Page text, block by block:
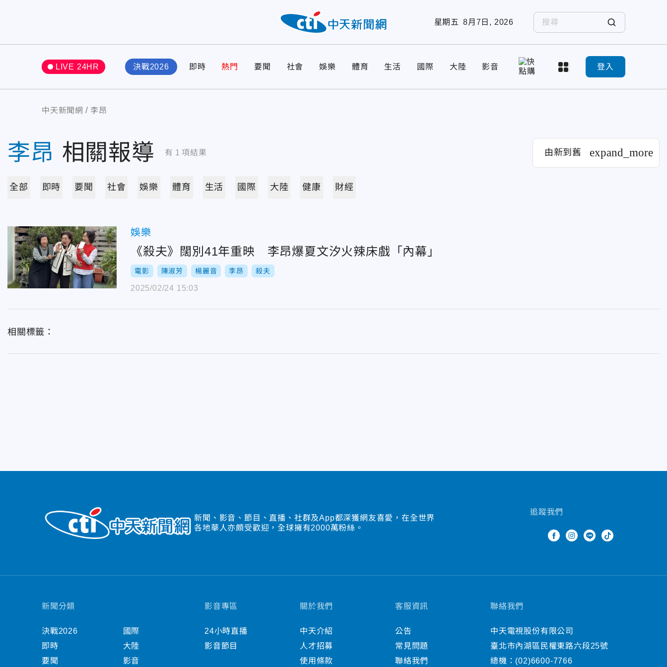
星期五 8月7日, 2026
LIVE 24HR 決戰2026 即時 熱門 要聞 社會 娛樂 體育 生活 國際 大陸 影音 登入
中天新聞網 李昂
李昂 相關報導 有 1 項結果 由新到舊 expand_more
全部 即時 要聞 社會 娛樂 體育 生活 國際 大陸 健康 財經
娛樂
《殺夫》闊別41年重映 李昂爆夏文汐火辣床戲「內幕」
電影 陳淑芳 楊麗音 李昂 殺夫
2025/02/24 15:03
相關標籤：
新聞、影音、節目、直播、社群及App都深獲網友喜愛，在全世界
各地華人亦頗受歡迎，全球擁有2000萬粉絲。
追蹤我們
新聞分類
決戰2026
即時
要聞
國際
大陸
影音
影音專區
24小時直播
影音節目
關於我們
中天介紹
人才招募
使用條款
客服資訊
公告
常見問題
聯絡我們
聯絡我們
中天電視股份有限公司
臺北市內湖區民權東路六段25號
總機： (02)6600-7766